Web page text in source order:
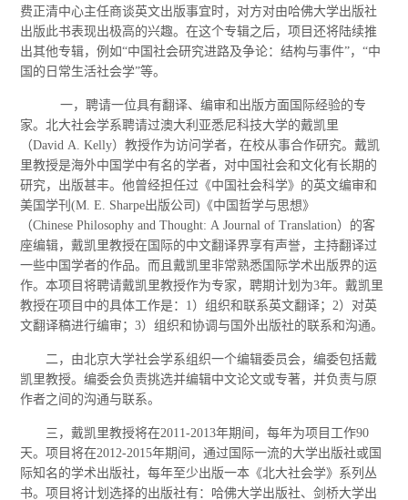
费正清中心主任商谈英文出版事宜时，对方对由哈佛大学出版社
出版此书表现出极高的兴趣。在这个专辑之后，项目还将陆续推
出其他专辑，例如“中国社会研究进路及争论：结构与事件”，“中
国的日常生活社会学”等。
一，聘请一位具有翻译、编审和出版方面国际经验的专
家。北大社会学系聘请过澳大利亚悉尼科技大学的戴凯里
（David A. Kelly）教授作为访问学者，在校从事合作研究。戴凯
里教授是海外中国学中有名的学者，对中国社会和文化有长期的
研究，出版甚丰。他曾经担任过《中国社会科学》的英文编审和
美国学刊(M. E. Sharpe出版公司)《中国哲学与思想》
（Chinese Philosophy and Thought: A Journal of Translation）的客
座编辑，戴凯里教授在国际的中文翻译界享有声誉，主持翻译过
一些中国学者的作品。而且戴凯里非常熟悉国际学术出版界的运
作。本项目将聘请戴凯里教授作为专家，聘期计划为3年。戴凯里
教授在项目中的具体工作是：1）组织和联系英文翻译；2）对英
文翻译稿进行编审；3）组织和协调与国外出版社的联系和沟通。
二，由北京大学社会学系组织一个编辑委员会，编委包括戴
凯里教授。编委会负责挑选并编辑中文论文或专著，并负责与原
作者之间的沟通与联系。
三，戴凯里教授将在2011-2013年期间，每年为项目工作90
天。项目将在2012-2015年期间，通过国际一流的大学出版社或国
际知名的学术出版社，每年至少出版一本《北大社会学》系列丛
书。项目将计划选择的出版社有：哈佛大学出版社、剑桥大学出